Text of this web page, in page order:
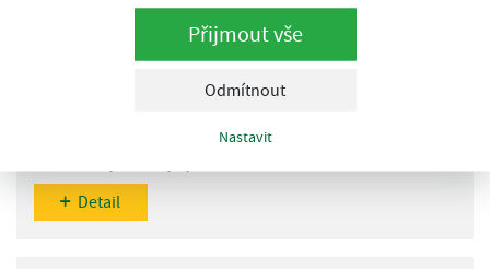
Přijmout vše
Odmítnout
Nastavit
Bioplynová stanice Hodov
750 kW
Detail